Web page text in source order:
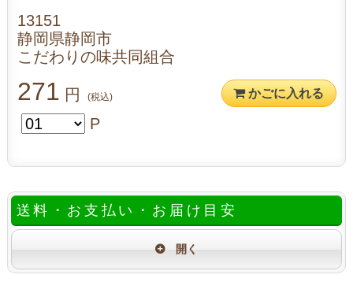
13151
静岡県静岡市
こだわりの味共同組合
271 円 (税込) かごに入れる
P
送料・お支払い・お届け目安